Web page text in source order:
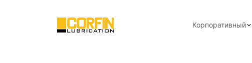
Корпоративный